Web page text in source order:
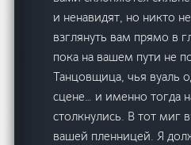
и ненавидят, но никто
взглянуть вам прямо в
пока на вашем пути не
Танцовщица, чья вуаль
сцене… и именно тогда
столкнулись. В тот миг
вашей пленницей. Я